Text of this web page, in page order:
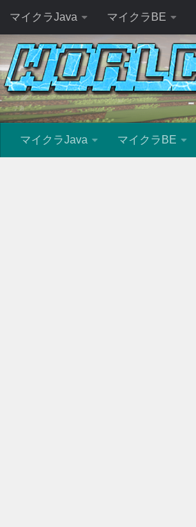
マイクラJava マイクラBE
マイクラJava マイクラBE